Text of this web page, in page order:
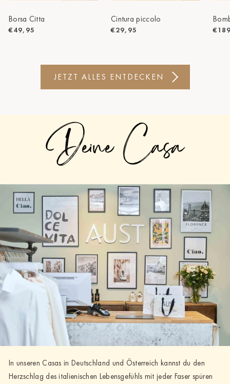
Zwettl
Borsa Citta
€49,95
Cintura piccolo
€29,95
JETZT ALLES ENTDECKEN
Deine Casa
In unseren Casas in Deutschland und Österreich kannst du den
Herzschlag des italienischen Lebensgefühls mit jeder Faser spüren